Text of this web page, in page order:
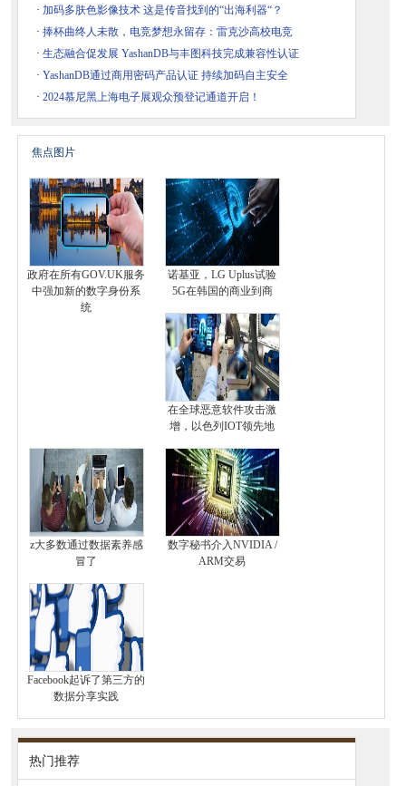
· 加码多肤色影像技术 这是传音找到的“出海利器“？
· 捧杯曲终人未散，电竞梦想永留存：雷克沙高校电竞
· 生态融合促发展 YashanDB与丰图科技完成兼容性认证
· YashanDB通过商用密码产品认证 持续加码自主安全
· 2024慕尼黑上海电子展观众预登记通道开启！
焦点图片
政府在所有GOV.UK服务
中强加新的数字身份系
统
诺基亚，LG Uplus试验
5G在韩国的商业到商
在全球恶意软件攻击激
增，以色列IOT领先地
z大多数通过数据素养感
冒了
数字秘书介入NVIDIA /
ARM交易
Facebook起诉了第三方的
数据分享实践
热门推荐